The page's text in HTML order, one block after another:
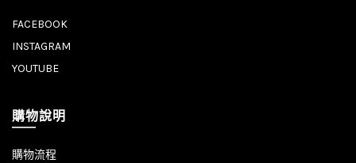
FACEBOOK
INSTAGRAM
YOUTUBE
購物說明
購物流程